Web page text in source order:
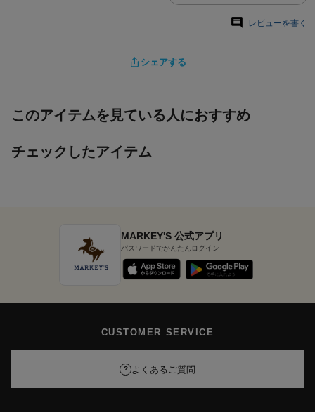
レビューを書く
シェアする
このアイテムを見ている人におすすめ
チェックしたアイテム
MARKEY'S 公式アプリ
パスワードでかんたんログイン
CUSTOMER SERVICE
? よくあるご質問